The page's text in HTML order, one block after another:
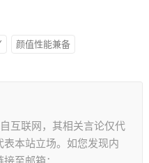
颜值性能兼备
互联网，其相关言论仅代
本站立场。如您发现内
至邮箱：